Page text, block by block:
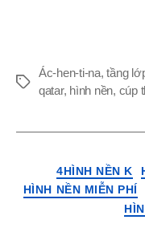
Thẻ
Ác-hen-ti-na,tầng
qatar, hình nền, cúp
4HÌNH NỀN K
HÌNH NỀN MIỄN PHÍ